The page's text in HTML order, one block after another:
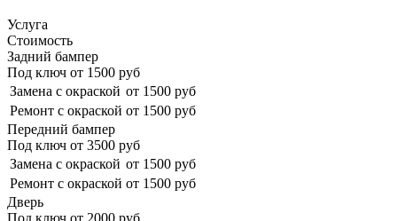
Услуга
Стоимость
Задний бампер
Под ключ от 1500 руб
Замена с окраской от 1500 руб
Ремонт с окраской от 1500 руб
Передний бампер
Под ключ от 3500 руб
Замена с окраской от 1500 руб
Ремонт с окраской от 1500 руб
Дверь
Под ключ от 2000 руб